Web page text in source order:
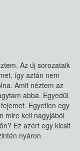
Az új sorozataik
így aztán nem
Amit néztem az
abba. Egyedül
Egyetlen egy
mire kell nagyjából
Ez azért egy kicsit
nyáron